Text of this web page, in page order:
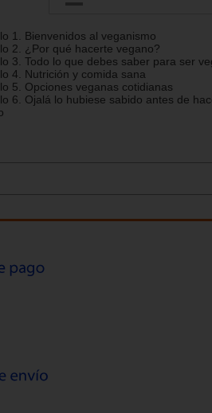
1. Bienvenidos al veganismo
2. ¿Por qué hacerte vegano?
3. Todo lo que debes saber para ser
4. Nutrición y comida sana
5. Opciones veganas cotidianas
6. Ojalá lo hubiese sabido antes de